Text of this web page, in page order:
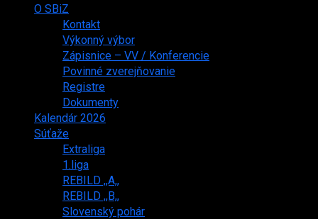
O SBiZ
Kontakt
Výkonný výbor
Zápisnice – VV / Konferencie
Povinné zverejňovanie
Registre
Dokumenty
Kalendár 2026
Súťaže
Extraliga
1.liga
REBILD ,,A,,
REBILD ,,B,,
Slovenský pohár